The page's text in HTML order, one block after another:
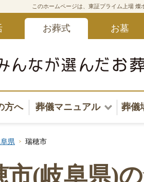
このホームページは、東証プライム上場 燦
お葬式 お墓
方へ 葬儀マニュアル
葬儀安心サポート
葬儀
東
県 瑞穂市
市(岐阜県)